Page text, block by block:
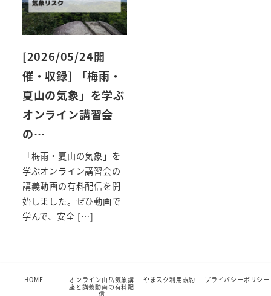
[2026/05/24開
催・収録] 「梅雨・
夏山の気象」を学ぶ
オンライン講習会
の…
「梅雨・夏山の気象」を
学ぶオンライン講習会の
講義動画の有料配信を開
始しました。ぜひ動画で
学んで、安全 […]
HOME
オンライン山岳気象講座と講義動画の有料配信
HOME
オンライン山岳気象講
座と講義動画の有料配
信
やまスク利用規約 プライバシーポリシー